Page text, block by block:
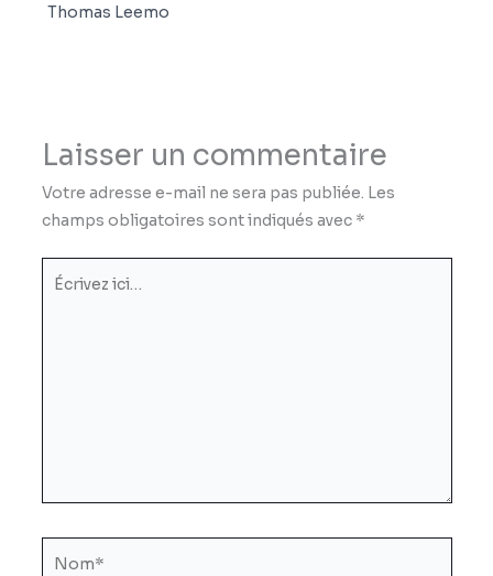
Thomas Leemo
Laisser un commentaire
Votre adresse e-mail ne sera pas publiée. Les
champs obligatoires sont indiqués avec *
Écrivez